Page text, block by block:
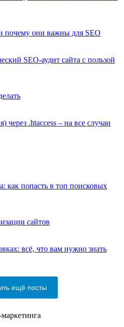
почему они важны для SEO
SEO-аудит сайта с пользой
через .htaccess – на все случаи
как попасть в топ поисковых
сайтов
всё, что вам нужно знать
ещё посты